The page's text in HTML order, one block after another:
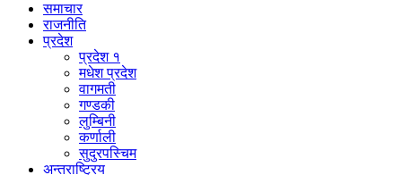
समाचार
राजनीति
प्रदेश
प्रदेश १
मधेश प्रदेश
वागमती
गण्डकी
लुम्बिनी
कर्णाली
सुदुरपस्चिम
अन्तराष्ट्रिय